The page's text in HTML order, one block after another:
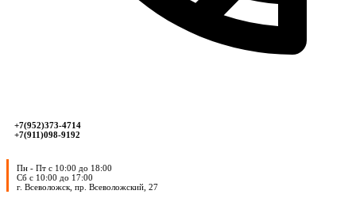
+7(952)373-4714
+7(911)098-9192
Пн - Пт с 10:00 до 18:00
Сб с 10:00 до 17:00
г. Всеволожск, пр. Всеволожский, 27